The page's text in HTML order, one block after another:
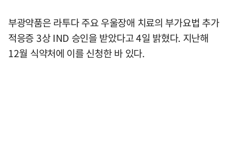
부광약품은 라투다 주요 우울장애 치료의 부가요법 추가
적응증 3상 IND 승인을 받았다고 4일 밝혔다. 지난해
12월 식약처에 이를 신청한 바 있다.